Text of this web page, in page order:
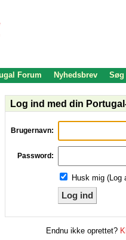
Forum Nyhedsbrev Søg
Log ind med din
Brugernavn:
Password:
Husk mig (Log
Log ind
Endnu ikke oprettet?